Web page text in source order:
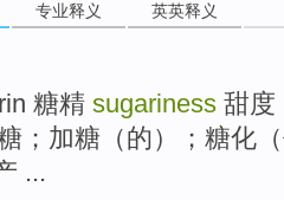
专业释义 英英释义
糖精 sugariness 甜度
；加糖（的）；糖化
...